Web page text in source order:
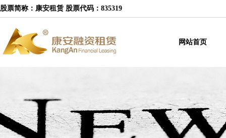
股票简称：康安租赁 股票代码：835319
网站首页